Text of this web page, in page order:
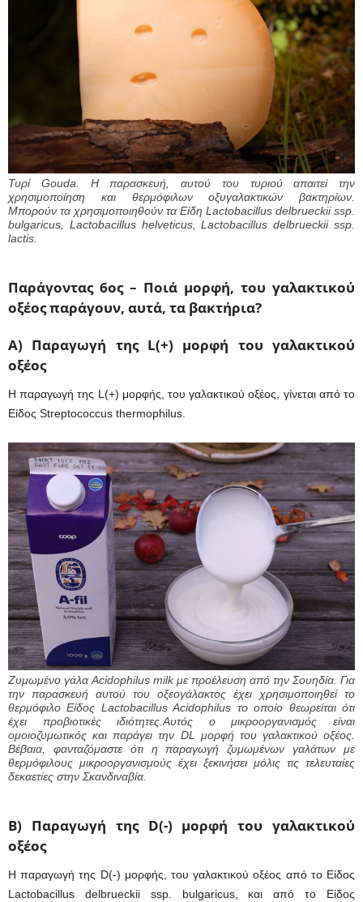
Τυρί Gouda. Η παρασκευή, αυτού του τυριού απαιτεί την
χρησιμοποίηση και θερμόφιλων οξυγαλακτικών βακτηρίων.
Μπορούν τα χρησιμοποιηθούν τα Είδη Lactobacillus delbrueckii ssp.
bulgaricus, Lactobacillus helveticus, Lactobacillus delbrueckii ssp.
lactis.
Παράγοντας 6ος – Ποιά μορφή, του γαλακτικού
οξέος παράγουν, αυτά, τα βακτήρια?
A) Παραγωγή της L(+) μορφή του γαλακτικού
οξέος
Η παραγωγή της L(+) μορφής, του γαλακτικού οξέος, γίνεται από το
Είδος Streptococcus thermophilus.
Ζυμωμένο γάλα Acidophilus milk με προέλευση από την Σουηδία. Για
την παρασκευή αυτού του οξεογάλακτος έχει χρησιμοποιηθεί το
θερμόφιλο Είδος Lactobacillus Acidophilus το οποίο θεωρείται ότι
έχει προβιοτικές ιδιότητες.Αυτός ο μικροοργανισμός είναι
ομοιοζυμωτικός και παράγει την DL μορφή του γαλακτικού οξέος.
Βέβαια, φανταζόμαστε ότι η παραγωγή ζυμωμένων γαλάτων με
θερμόφιλους μικροοργανισμούς έχει ξεκινήσει μόλις τις τελευταίες
δεκαετίες στην Σκανδιναβία.
B) Παραγωγή της D(-) μορφή του γαλακτικού
οξέος
Η παραγωγή της D(-) μορφής, του γαλακτικού οξέος από το Είδος
Lactobacillus delbrueckii ssp. bulgaricus, και από το Είδος